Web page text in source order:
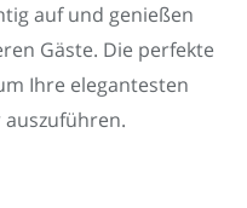
auf und genießen
Gäste. Die perfekte
Ihre elegantesten